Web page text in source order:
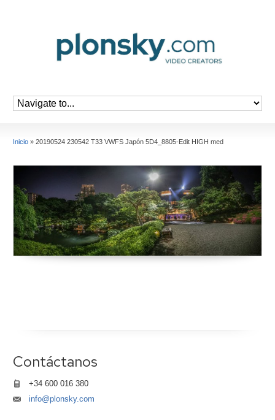
Inicio » 20190524 230542 T33 VWFS Japón 5D4_8805-Edit HIGH med
Contáctanos
+34 600 016 380
info@plonsky.com